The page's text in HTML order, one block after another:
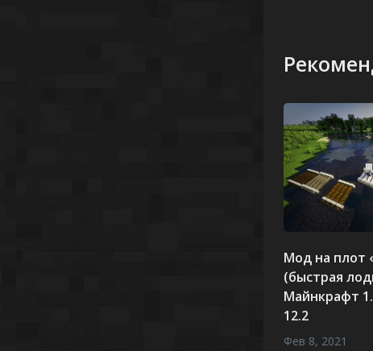
Мод на плот
(быстрая
Майнкрафт
12.2
Фев 8, 2021